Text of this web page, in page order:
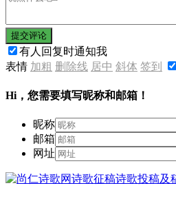
提交评论
有人回复时通知我
表情 加粗 删除线 居中 斜体 签到
Hi，您需要填写昵称和邮箱！
昵称
邮箱
网址